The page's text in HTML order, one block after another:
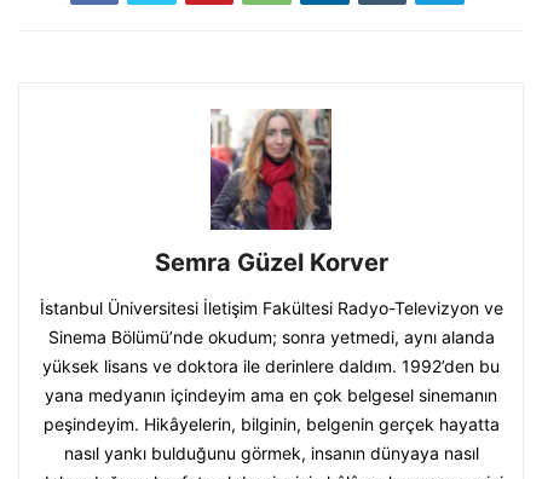
Semra Güzel Korver
İstanbul Üniversitesi İletişim Fakültesi Radyo-Televizyon ve
Sinema Bölümü’nde okudum; sonra yetmedi, aynı alanda
yüksek lisans ve doktora ile derinlere daldım. 1992’den bu
yana medyanın içindeyim ama en çok belgesel sinemanın
peşindeyim. Hikâyelerin, bilginin, belgenin gerçek hayatta
nasıl yankı bulduğunu görmek, insanın dünyaya nasıl